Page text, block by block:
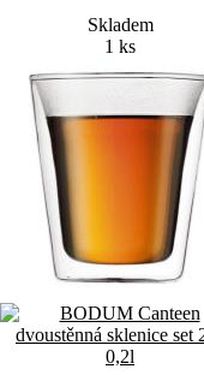
Skladem
1 ks